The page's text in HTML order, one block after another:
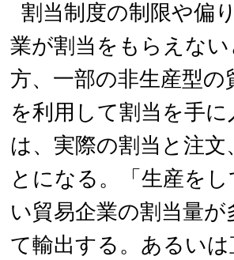
割当制度の制限や偏
業が割当をもらえな
方、一部の非生産型
を利用して割当を手
は、実際の割当と注
とになる。「生産を
い貿易企業の割当量
て輸出する。あるい